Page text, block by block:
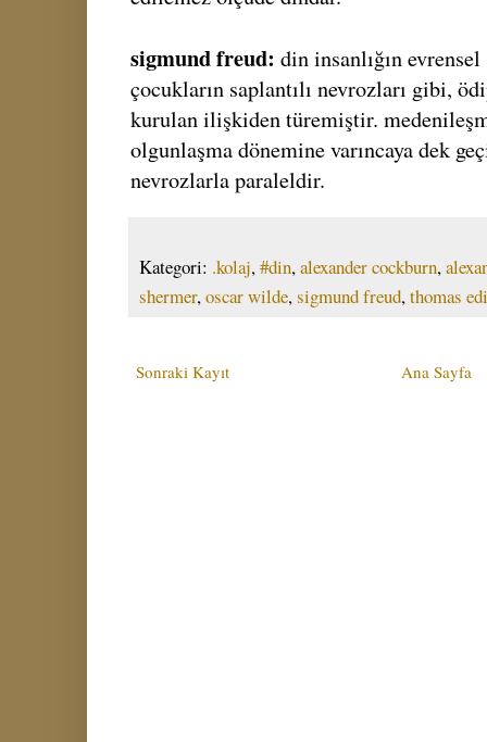
sigmund freud: din insanlığın
çocukların saplantılı nevrozları gibi,
kurulan ilişkiden türemiştir.
olgunlaşma dönemine varıncaya dek
nevrozlarla paraleldir.
Kategori: .kolaj,#din,alexander cockburn,
shermer,oscar wilde,sigmund freud,thomas
Sonraki Kayıt Ana Sayfa